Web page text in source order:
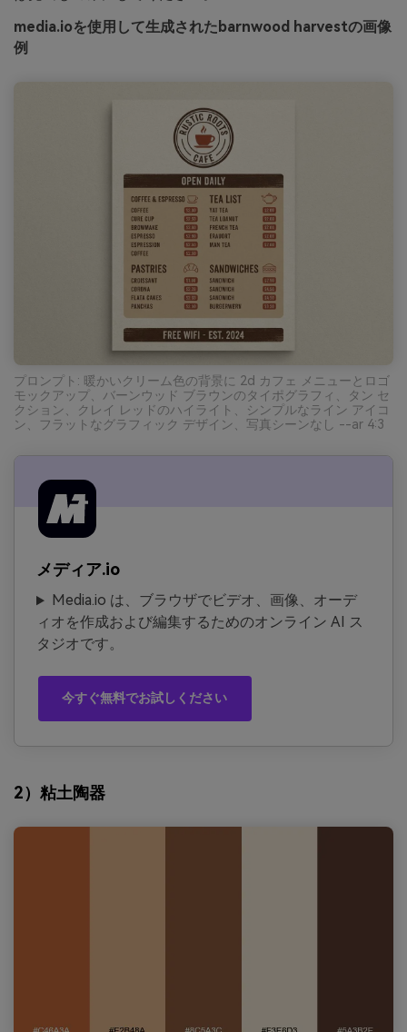
media.ioを使用して生成されたbarnwood harvestの画像
例
プロンプト: 暖かいクリーム色の背景に 2d カフェ メニューとロゴ
モックアップ、バーンウッド ブラウンのタイポグラフィ、タン セ
クション、クレイ レッドのハイライト、シンプルなライン アイコ
ン、フラットなグラフィック デザイン、写真シーンなし --ar 4:3
メディア.io
Media.io は、ブラウザでビデオ、画像、オーデ
ィオを作成および編集するためのオンライン AI ス
タジオです。
今すぐ無料でお試しください
2）粘土陶器